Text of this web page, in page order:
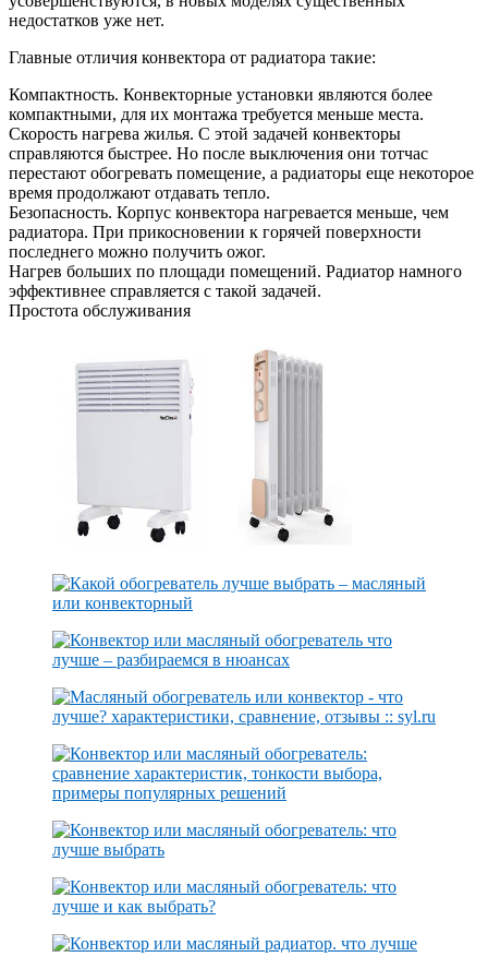
недостатков уже нет.
Главные отличия конвектора от радиатора такие:
Компактность. Конвекторные установки являются более
компактными, для их монтажа требуется меньше места.
Скорость нагрева жилья. С этой задачей конвекторы
справляются быстрее. Но после выключения они тотчас
перестают обогревать помещение, а радиаторы еще некоторое
время продолжают отдавать тепло.
Безопасность. Корпус конвектора нагревается меньше, чем
радиатора. При прикосновении к горячей поверхности
последнего можно получить ожог.
Нагрев больших по площади помещений. Радиатор намного
эффективнее справляется с такой задачей.
Простота обслуживания